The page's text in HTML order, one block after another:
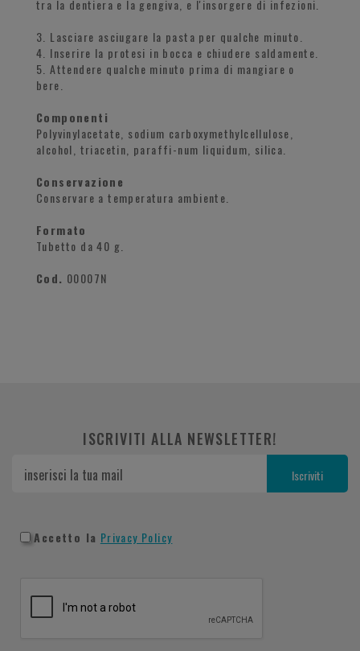
tra la dentiera e la gengiva, e l'insorgere di infezioni.
3. Lasciare asciugare la pasta per qualche minuto.
4. Inserire la protesi in bocca e chiudere saldamente.
5. Attendere qualche minuto prima di mangiare o
bere.
Componenti
Polyvinylacetate, sodium carboxymethylcellulose,
alcohol, triacetin, paraffi-num liquidum, silica.
Conservazione
Conservare a temperatura ambiente.
Formato
Tubetto da 40 g.
Cod. 00007N
ISCRIVITI ALLA NEWSLETTER!
Accetto la Privacy Policy